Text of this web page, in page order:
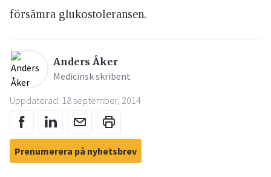
försämra glukostoleransen.
Anders Åker
Medicinsk skribent
Uppdaterad: 18 september, 2014
Prenumerera på nyhetsbrev